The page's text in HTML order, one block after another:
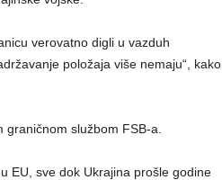
verovatno digli u vazduh
položaja više nemaju“, kako
službom FSB-a.
EU, sve dok Ukrajina prošle godine